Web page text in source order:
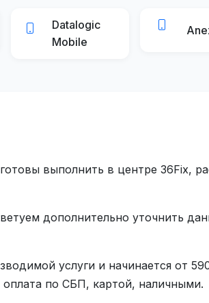
Datalogic
Mobile
выполнить в центре 36Fix,
дополнительно уточнить
услуги и начинается от
по СБП, картой, наличными.